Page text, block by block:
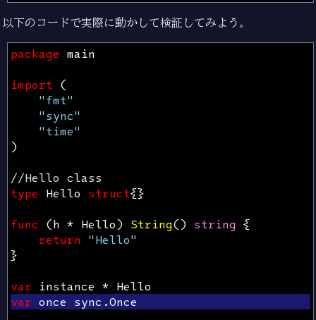
以下のコードで実際に動かして検証してみよう。
package main
import (
"fmt"
"sync"
"time"
)
//Hello class
type Hello struct{}
func (h * Hello) String() string {
return "Hello"
}
var instance * Hello
var once sync .Once